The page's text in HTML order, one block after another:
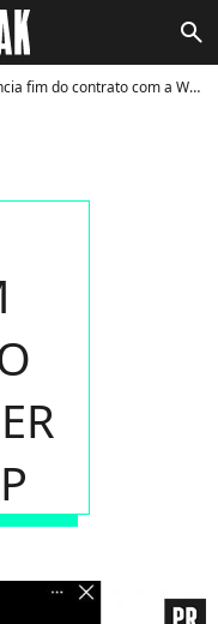
search
contrato com a Warner Music Group - Foto